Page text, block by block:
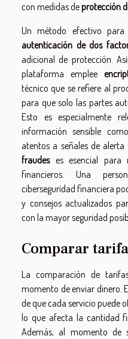
con medidas deprotección
Un método efectivo
autenticación de dos
adicional de protección.
plataforma emplee
técnico que se refiere al
para que solo las partes
Esto es especialmente
información sensible
atentos a señales de
fraudeses esencial para
financieros. Una
ciberseguridad financiera
y consejos actualizados
con la mayor seguridad
Comparar
La comparación de
momento de enviar dinero.
de que cada servicio puede
lo que afecta la cantidad
Además, al momento de